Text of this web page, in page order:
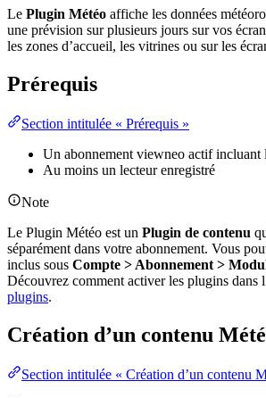
Le Plugin Météo affiche les données
une prévision sur plusieurs jours sur vos
les zones d’accueil, les vitrines ou sur les
Prérequis
Section intitulée « Prérequis »
Un abonnement viewneo actif incluant
Au moins un lecteur enregistré
Note
Le Plugin Météo est un Plugin de contenu
séparément dans votre abonnement. Vous
inclus sous Compte > Abonnement >
Découvrez comment activer les plugins dans
plugins.
Création d’un contenu
Section intitulée « Création d’un contenu